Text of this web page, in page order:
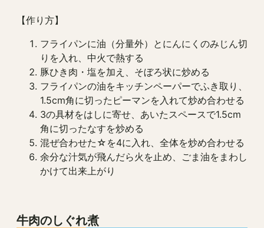
【作り方】
フライパンに油（分量外）とにんにくのみじん切
りを入れ、中火で熱する
豚ひき肉・塩を加え、そぼろ状に炒める
フライパンの油をキッチンペーパーでふき取り、
1.5cm角に切ったピーマンを入れて炒め合わせる
3の具材をはしに寄せ、あいたスペースで1.5cm
角に切ったなすを炒める
混ぜ合わせた☆を4に入れ、全体を炒め合わせる
余分な汁気が飛んだら火を止め、ごま油をまわし
かけて出来上がり
牛肉のしぐれ煮